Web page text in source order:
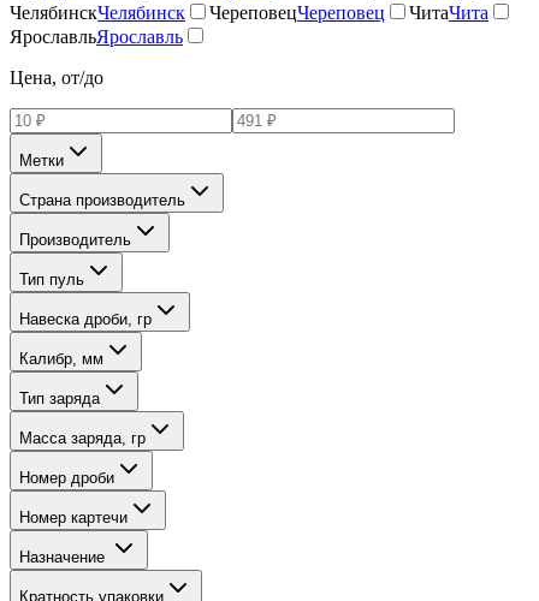
ЧелябинскЧелябинск ЧереповецЧереповец ЧитаЧита
ЯрославльЯрославль
Цена, от/до
Метки
Страна производитель
Производитель
Тип пуль
Навеска дроби, гр
Калибр, мм
Тип заряда
Масса заряда, гр
Номер дроби
Номер картечи
Назначение
Кратность упаковки